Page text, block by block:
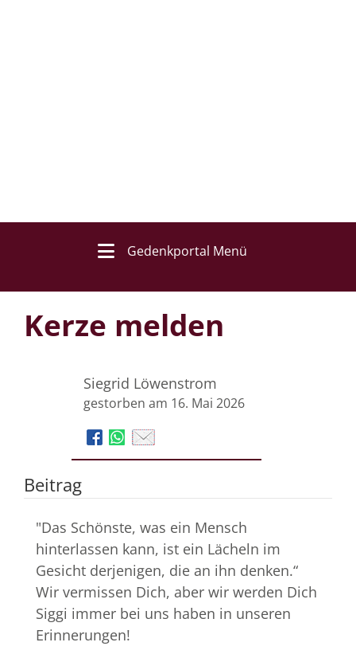
Gedenkportal Menü
Kerze melden
Siegrid Löwenstrom
gestorben am 16. Mai 2026
Beitrag
"Das Schönste, was ein Mensch
hinterlassen kann, ist ein Lächeln im
Gesicht derjenigen, die an ihn denken.“
Wir vermissen Dich, aber wir werden Dich
Siggi immer bei uns haben in unseren
Erinnerungen!